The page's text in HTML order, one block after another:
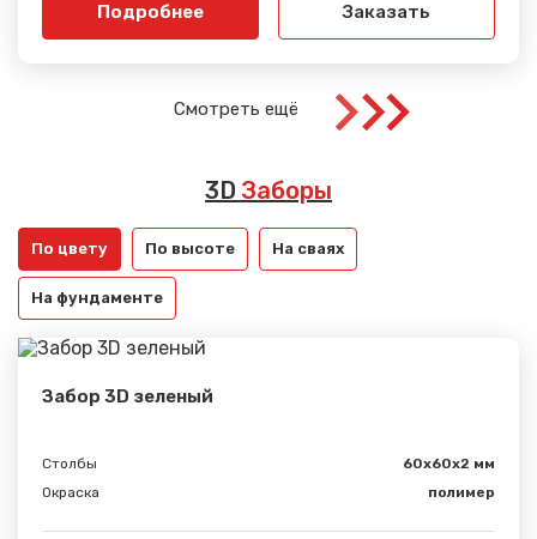
Подробнее Заказать
Смотреть ещё
3D Заборы
По цвету По высоте На сваях
На фундаменте
Забор 3D зеленый
Столбы
60х60х2 мм
Окраска
полимер